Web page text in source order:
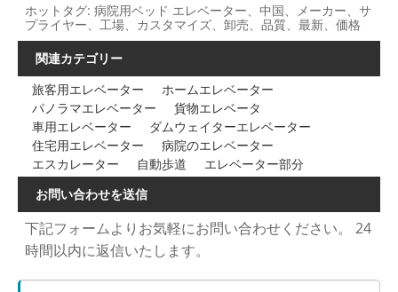
ホットタグ: 病院用ベッド エレベーター、中国、メーカー、サ
プライヤー、工場、カスタマイズ、卸売、品質、最新、価格
関連カテゴリー
旅客用エレベーター
ホームエレベーター
パノラマエレベーター
貨物エレベータ
車用エレベーター
ダムウェイターエレベーター
住宅用エレベーター
病院のエレベーター
エスカレーター
自動歩道
エレベーター部分
お問い合わせを送信
下記フォームよりお気軽にお問い合わせください。 24
時間以内に返信いたします。